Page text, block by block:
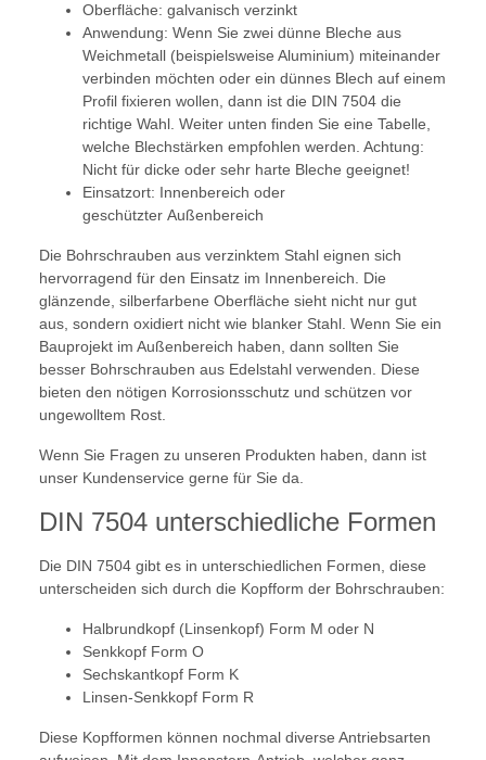
Oberfläche: galvanisch verzinkt
Anwendung: Wenn Sie zwei dünne Bleche aus
Weichmetall (beispielsweise Aluminium) miteinander
verbinden möchten oder ein dünnes Blech auf einem
Profil fixieren wollen, dann ist die DIN 7504 die
richtige Wahl. Weiter unten finden Sie eine Tabelle,
welche Blechstärken empfohlen werden. Achtung:
Nicht für dicke oder sehr harte Bleche geeignet!
Einsatzort: Innenbereich oder
geschützter Außenbereich
Die Bohrschrauben aus verzinktem Stahl eignen sich
hervorragend für den Einsatz im Innenbereich. Die
glänzende, silberfarbene Oberfläche sieht nicht nur gut
aus, sondern oxidiert nicht wie blanker Stahl. Wenn Sie ein
Bauprojekt im Außenbereich haben, dann sollten Sie
besser Bohrschrauben aus Edelstahl verwenden. Diese
bieten den nötigen Korrosionsschutz und schützen vor
ungewolltem Rost.
Wenn Sie Fragen zu unseren Produkten haben, dann ist
unser Kundenservice gerne für Sie da.
DIN 7504 unterschiedliche Formen
Die DIN 7504 gibt es in unterschiedlichen Formen, diese
unterscheiden sich durch die Kopfform der Bohrschrauben:
Halbrundkopf (Linsenkopf) Form M oder N
Senkkopf Form O
Sechskantkopf Form K
Linsen-Senkkopf Form R
Diese Kopfformen können nochmal diverse Antriebsarten